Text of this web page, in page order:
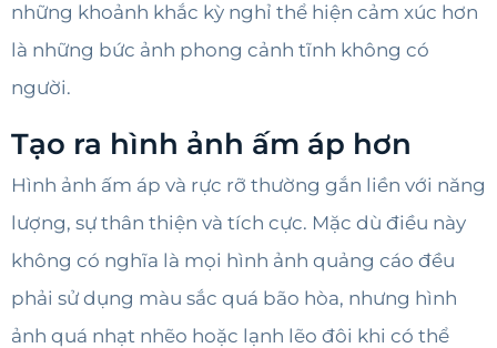
những khoảnh khắc kỳ nghỉ thể hiện cảm xúc hơn
là những bức ảnh phong cảnh tĩnh không có
người.
Tạo ra hình ảnh ấm áp hơn
Hình ảnh ấm áp và rực rỡ thường gắn liền với năng
lượng, sự thân thiện và tích cực. Mặc dù điều này
không có nghĩa là mọi hình ảnh quảng cáo đều
phải sử dụng màu sắc quá bão hòa, nhưng hình
ảnh quá nhạt nhẽo hoặc lạnh lẽo đôi khi có thể